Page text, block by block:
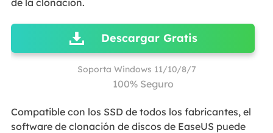
de la clonación.
Descargar Gratis
Soporta Windows 11/10/8/7
100% Seguro
Compatible con los SSD de todos los fabricantes, el
software de clonación de discos de EaseUS puede